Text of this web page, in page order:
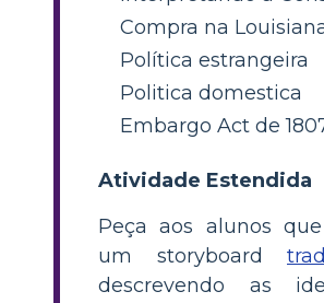
Compra na
Política estrangeira
Politica domestica
Embargo Act de
Atividade Estendida
Peça aos alunos
um storyboard
descrevendo as